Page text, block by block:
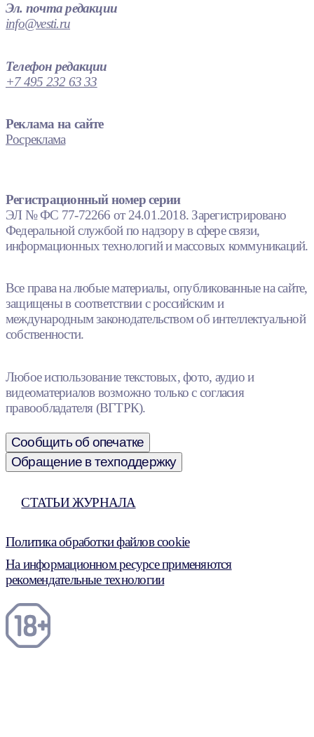
Эл. почта редакции
info@vesti.ru
Телефон редакции
+7 495 232 63 33
Реклама на сайте
Росреклама
Регистрационный номер серии
ЭЛ № ФС 77-72266 от 24.01.2018. Зарегистрировано
Федеральной службой по надзору в сфере связи,
информационных технологий и массовых коммуникаций.
Все права на любые материалы, опубликованные на сайте,
защищены в соответствии с российским и
международным законодательством об интеллектуальной
собственности.
Любое использование текстовых, фото, аудио и
видеоматериалов возможно только с согласия
правообладателя (ВГТРК).
Сообщить об опечатке
Обращение в техподдержку
СТАТЬИ ЖУРНАЛА
Политика обработки файлов cookie
На информационном ресурсе применяются
рекомендательные технологии